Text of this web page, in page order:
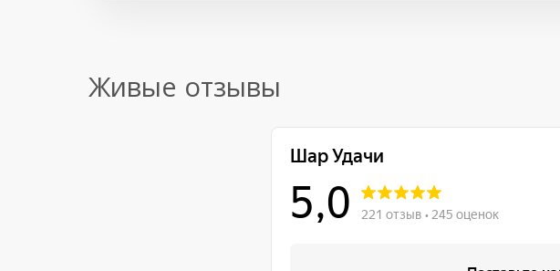
Живые отзывы